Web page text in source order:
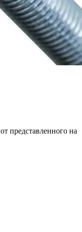
представленного на